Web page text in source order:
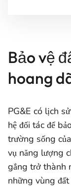
Bảo vệ
hoang
PG&E có lịch
hệ đối tác để
trường sống
vụ năng lượng
gắng trở thành
những vùng